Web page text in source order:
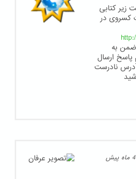
زیر کتابی
کسروی در
به
پاسخ ارسال
نادرست